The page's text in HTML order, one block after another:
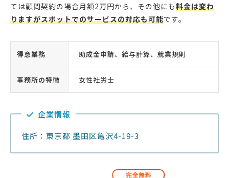
ては顧問契約の場合月額2万円から、その他にも料金は変わ
りますがスポットでのサービスの対応も可能です。
得意業務 助成金申請、給与計算、就業規則
事務所の特徴 女性社労士
企業情報
住所：東京都 墨田区亀沢4-19-3